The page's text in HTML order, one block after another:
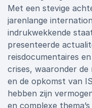
Met een stevige
jarenlange
indrukwekkende
presenteerde
reisdocumentaires
crises, waaronder de
en de opkomst van
hebben zijn
en complexe